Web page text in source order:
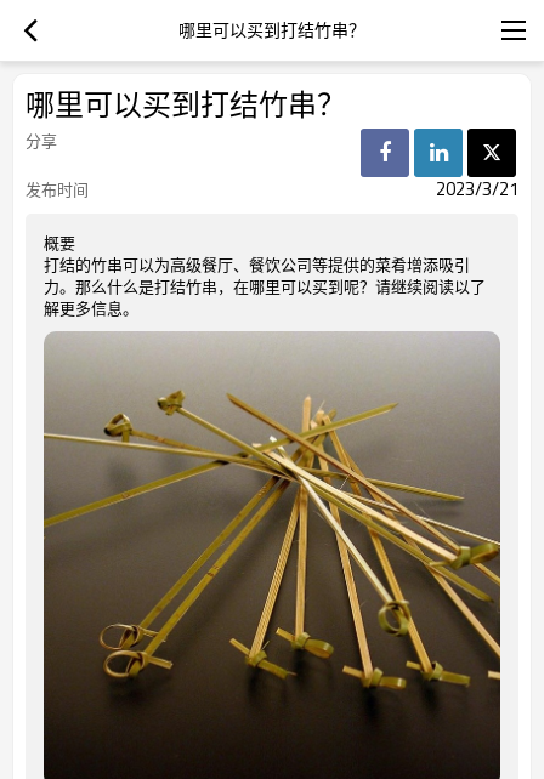
哪里可以买到打结竹串？
哪里可以买到打结竹串？
分享
发布时间
2023/3/21
概要
打结的竹串可以为高级餐厅、餐饮公司等提供的菜肴增添吸引
力。那么什么是打结竹串，在哪里可以买到呢？请继续阅读以了
解更多信息。